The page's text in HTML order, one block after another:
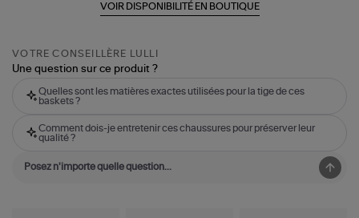
VOIR DISPONIBILITÉ EN BOUTIQUE
VOTRE CONSEILLÈRE LULLI
Une question sur ce produit ?
Quelles sont les matières exactes utilisées pour la tige de ces
baskets ?
Comment dois-je entretenir ces chaussures pour préserver leur
qualité ?